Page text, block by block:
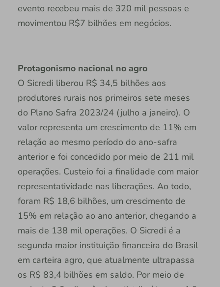
evento recebeu mais de 320 mil pessoas e
movimentou R$7 bilhões em negócios.
Protagonismo nacional no agro
O Sicredi liberou R$ 34,5 bilhões aos
produtores rurais nos primeiros sete meses
do Plano Safra 2023/24 (julho a janeiro). O
valor representa um crescimento de 11% em
relação ao mesmo período do ano-safra
anterior e foi concedido por meio de 211 mil
operações. Custeio foi a finalidade com maior
representatividade nas liberações. Ao todo,
foram R$ 18,6 bilhões, um crescimento de
15% em relação ao ano anterior, chegando a
mais de 138 mil operações. O Sicredi é a
segunda maior instituição financeira do Brasil
em carteira agro, que atualmente ultrapassa
os R$ 83,4 bilhões em saldo. Por meio de